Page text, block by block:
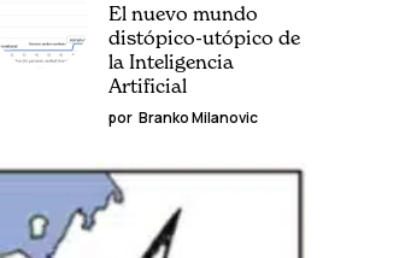
El nuevo mundo
distópico-utópico de
la Inteligencia
Artificial
por Branko Milanovic